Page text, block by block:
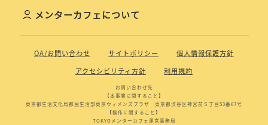
メンターカフェについて
QA/お問い合わせ サイトポリシー
個人情報保護方針
アクセシビリティ方針
利用規約
お問い合わせ先
【本事業に関すること】
東京都生活文化局都民生活部東京ウィメンズプラザ 東京都渋谷区神宮前５丁目53番67号
【操作に関すること】
TOKYOメンターカフェ運営事務局